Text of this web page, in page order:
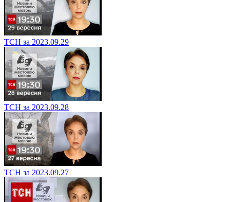
ТСН за 2023.09.29
ТСН за 2023.09.28
ТСН за 2023.09.27